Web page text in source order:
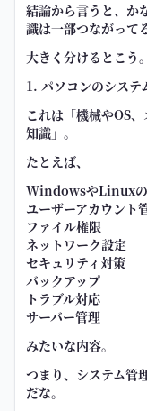
結論から言うと、か
識は一部つながって
大きく分けるとこう。
1. パソコンのシステ
これは「機械やOS
知識」。
たとえば、
WindowsやLinux
ユーザーアカウント
ファイル権限
ネットワーク設定
セキュリティ対策
バックアップ
トラブル対応
サーバー管理
みたいな内容。
つまり、システム管
だな。